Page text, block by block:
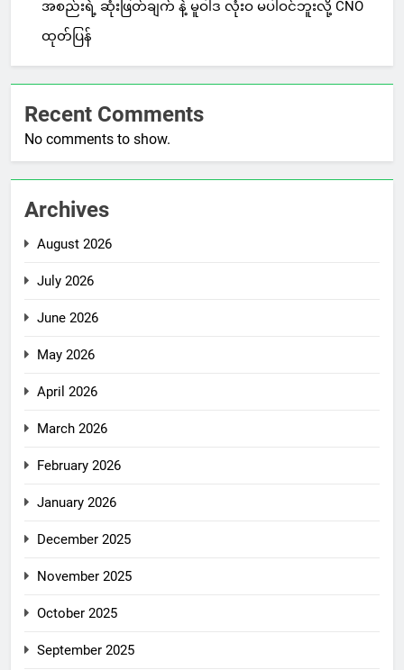
အစည်းရဲ့ ဆုံးဖြတ်ချက် နဲ့ မူဝါဒ လုံးဝ မပါဝင်ဘူးလို့ CNO
ထုတ်ပြန်
Recent Comments
No comments to show.
Archives
August 2026
July 2026
June 2026
May 2026
April 2026
March 2026
February 2026
January 2026
December 2025
November 2025
October 2025
September 2025